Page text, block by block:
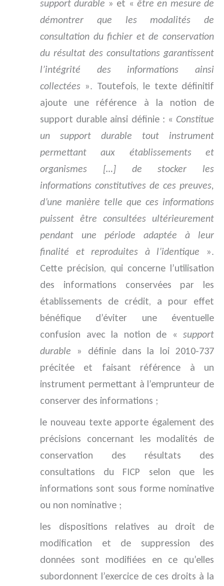
support durable » et « être en mesure de
démontrer que les modalités de
consultation du fichier et de conservation
du résultat des consultations garantissent
l’intégrité des informations ainsi
collectées ». Toutefois, le texte définitif
ajoute une référence à la notion de
support durable ainsi définie : « Constitue
un support durable tout instrument
permettant aux établissements et
organismes […] de stocker les
informations constitutives de ces preuves,
d’une manière telle que ces informations
puissent être consultées ultérieurement
pendant une période adaptée à leur
finalité et reproduites à l’identique ».
Cette précision, qui concerne l’utilisation
des informations conservées par les
établissements de crédit, a pour effet
bénéfique d’éviter une éventuelle
confusion avec la notion de « support
durable » définie dans la loi 2010-737
précitée et faisant référence à un
instrument permettant à l’emprunteur de
conserver des informations ;
le nouveau texte apporte également des
précisions concernant les modalités de
conservation des résultats des
consultations du FICP selon que les
informations sont sous forme nominative
ou non nominative ;
les dispositions relatives au droit de
modification et de suppression des
données sont modifiées en ce qu’elles
subordonnent l’exercice de ces droits à la